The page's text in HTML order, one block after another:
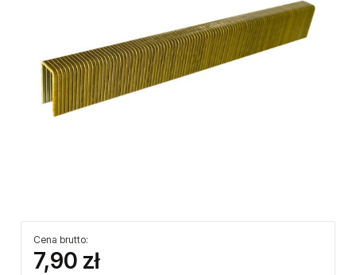
Cena brutto:
7,90 zł